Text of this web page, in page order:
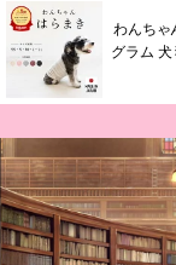
わんちゃ
グラム